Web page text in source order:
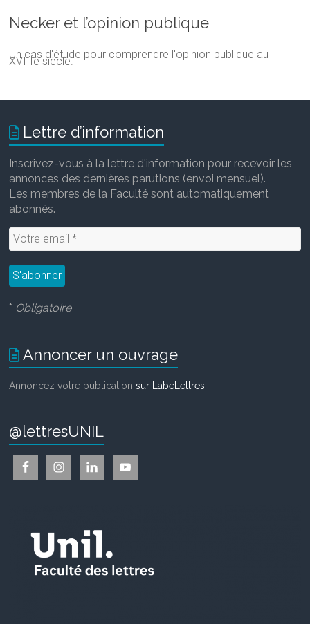
Necker et l’opinion publique
Un cas d'étude pour comprendre l'opinion publique au
XVIIIe siècle.
Lettre d’information
Inscrivez-vous à la lettre d'information pour recevoir les
annonces des dernières parutions (envoi mensuel).
Les membres de la Faculté sont automatiquement
abonnés.
* Obligatoire
Annoncer un ouvrage
Annoncez votre publicationsur LabeLettres
@lettresUNIL